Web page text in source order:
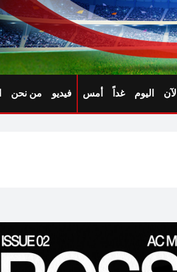
الآن اليوم غداً أمس فيديو من نحن